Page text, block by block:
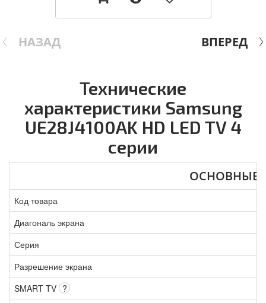
НАЗАД ВПЕРЕД
Технические
характеристики Samsung
UE28J4100AK HD LED TV 4
серии
ОСНОВНЫЕ
Код товара
Диагональ экрана
Серия
Разрешение экрана
SMART TV ?